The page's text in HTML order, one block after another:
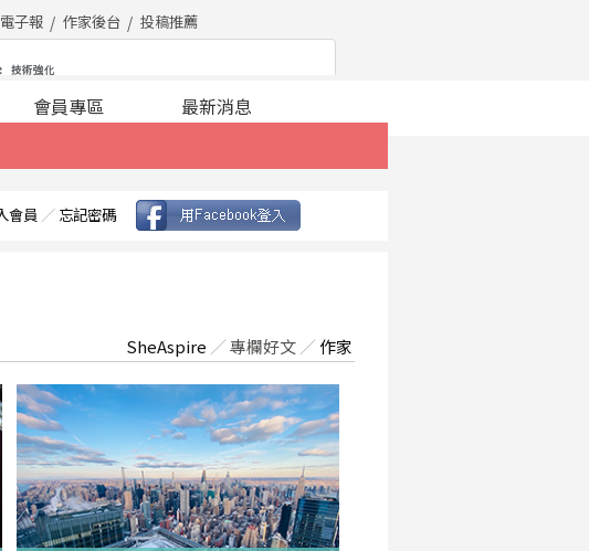
子報 作家後台 投稿推薦
會員專區 最新消息
會員 ／ 忘記密碼
SheAspire ／專欄好文 ／ 作家